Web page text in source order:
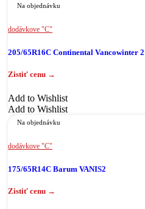
Na objednávku
dodávkove "C"
205/65R16C Continental Vancowinter 2
Add to Wishlist
Add to Wishlist
Na objednávku
dodávkove "C"
175/65R14C Barum VANIS2